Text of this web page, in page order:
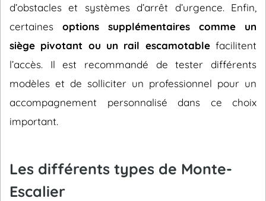
d’obstacles et systèmes d’arrêt d’urgence. Enfin,
certaines options supplémentaires comme un
siège pivotant ou un rail escamotablefacilitent
l’accès. Il est recommandé de tester différents
modèles et de solliciter un professionnel pour un
accompagnement personnalisé dans ce choix
important.
Les différents types de Monte-
Escalier